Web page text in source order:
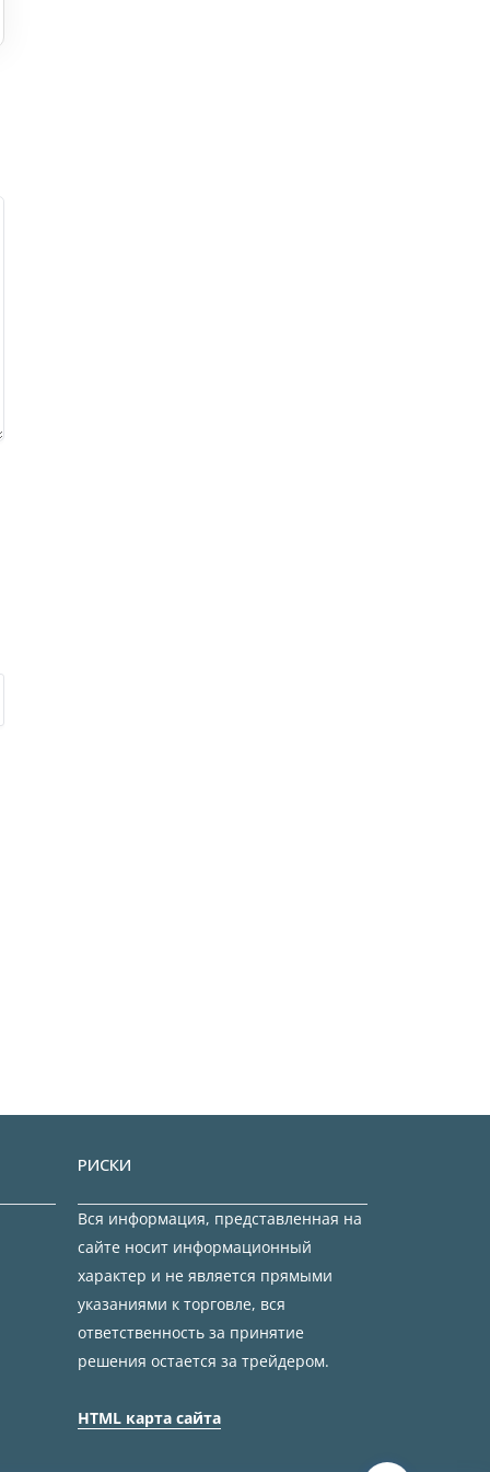
РИСКИ
Вся информация, представленная на
сайте носит информационный
характер и не является прямыми
указаниями к торговле, вся
ответственность за принятие
решения остается за трейдером.
HTML карта сайта